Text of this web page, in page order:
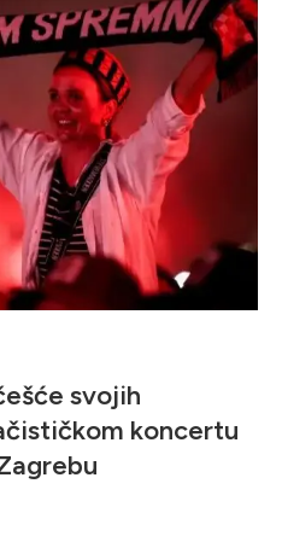
svojih
koncertu